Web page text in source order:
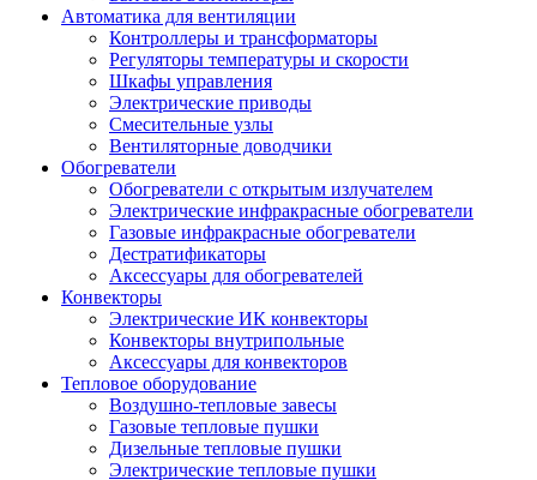
Автоматика для вентиляции
Контроллеры и трансформаторы
Регуляторы температуры и скорости
Шкафы управления
Электрические приводы
Смесительные узлы
Вентиляторные доводчики
Обогреватели
Обогреватели с открытым излучателем
Электрические инфракрасные обогреватели
Газовые инфракрасные обогреватели
Дестратификаторы
Аксессуары для обогревателей
Конвекторы
Электрические ИК конвекторы
Конвекторы внутрипольные
Аксессуары для конвекторов
Тепловое оборудование
Воздушно-тепловые завесы
Газовые тепловые пушки
Дизельные тепловые пушки
Электрические тепловые пушки